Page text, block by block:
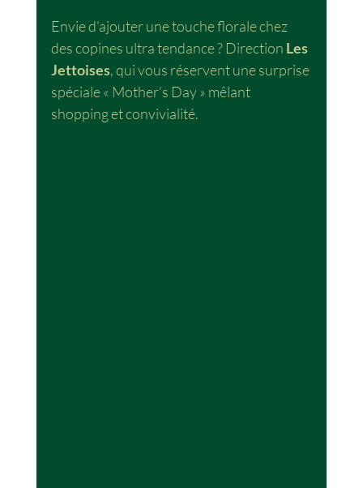
Envie d’ajouter une touche florale chez
des copines ultra tendance ? Direction Les
Jettoises, qui vous réservent une surprise
spéciale « Mother’s Day » mêlant
shopping et convivialité.